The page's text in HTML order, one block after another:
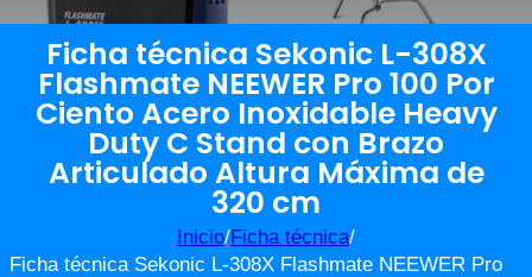
Ficha técnica Sekonic L-308X
Flashmate NEEWER Pro 100 Por
Ciento Acero Inoxidable Heavy
Duty C Stand con Brazo
Articulado Altura Máxima de
320 cm
Inicio/Ficha técnica/
Ficha técnica Sekonic L-308X Flashmate NEEWER Pro